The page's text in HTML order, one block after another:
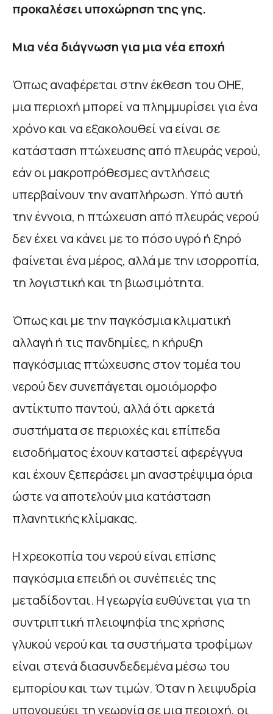
προκαλέσει υποχώρηση της γης.
Μια νέα διάγνωση για μια νέα εποχή
Όπως αναφέρεται στην έκθεση του ΟΗΕ,
μια περιοχή μπορεί να πλημμυρίσει για ένα
χρόνο και να εξακολουθεί να είναι σε
κατάσταση πτώχευσης από πλευράς νερού,
εάν οι μακροπρόθεσμες αντλήσεις
υπερβαίνουν την αναπλήρωση. Υπό αυτή
την έννοια, η πτώχευση από πλευράς νερού
δεν έχει να κάνει με το πόσο υγρό ή ξηρό
φαίνεται ένα μέρος, αλλά με την ισορροπία,
τη λογιστική και τη βιωσιμότητα.
Όπως και με την παγκόσμια κλιματική
αλλαγή ή τις πανδημίες, η κήρυξη
παγκόσμιας πτώχευσης στον τομέα του
νερού δεν συνεπάγεται ομοιόμορφο
αντίκτυπο παντού, αλλά ότι αρκετά
συστήματα σε περιοχές και επίπεδα
εισοδήματος έχουν καταστεί αφερέγγυα
και έχουν ξεπεράσει μη αναστρέψιμα όρια
ώστε να αποτελούν μια κατάσταση
πλανητικής κλίμακας.
Η χρεοκοπία του νερού είναι επίσης
παγκόσμια επειδή οι συνέπειές της
μεταδίδονται. Η γεωργία ευθύνεται για τη
συντριπτική πλειοψηφία της χρήσης
γλυκού νερού και τα συστήματα τροφίμων
είναι στενά διασυνδεδεμένα μέσω του
εμπορίου και των τιμών. Όταν η λειψυδρία
υπονομεύει τη γεωργία σε μια περιοχή, οι